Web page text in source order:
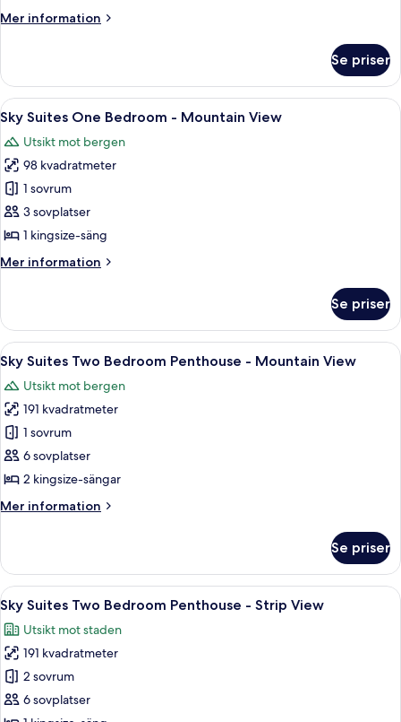
Penthouse
View
Mer information
Mer
Suites
One
Bedroom
Penthouse
-
Strip
View
Se priser
Öppna
alla
foton
för
Sky
Suites
One
-
Ett modernt hotellrum med ett stort
7
Sky Suites One Bedroom - Mountain View
Utsikt mot bergen
98 kvadratmeter
1 sovrum
3 sovplatser
1 kingsize-säng
Mer information
Mer
Suites
One
Bedroom
Mountain
View
Se priser
Öppna
alla
foton
för
Sky
Suites
Two
Penthouse
View
Ett modernt hotellrum med en stor
6
Sky Suites Two Bedroom Penthouse - Mountain View
Utsikt mot bergen
191 kvadratmeter
1 sovrum
6 sovplatser
2 kingsize-sängar
Mer information
Mer
Suites
Two
Bedroom
Penthouse
-
Mountain
View
Se priser
Öppna
alla
foton
för
Sky
Suites
Ett modernt matområde med ett
8
Sky Suites Two Bedroom Penthouse - Strip View
Utsikt mot staden
191 kvadratmeter
2 sovrum
6 sovplatser